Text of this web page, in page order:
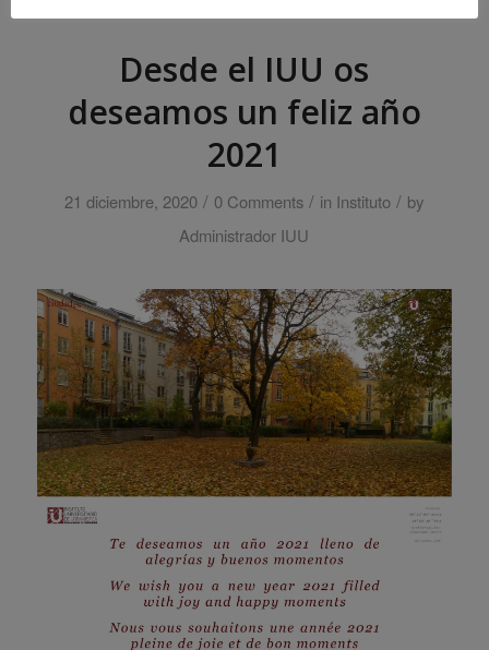
Desde el IUU os
deseamos un feliz año
2021
21 diciembre, 2020 / 0 Comments / in Instituto / by
Administrador IUU